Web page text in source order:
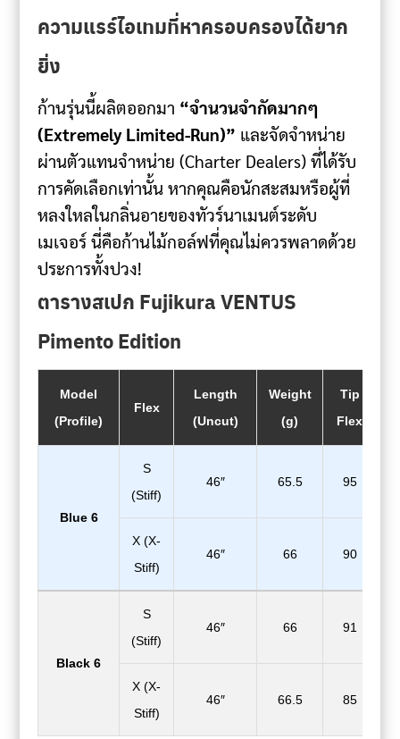
ความแรร์ไอเทมที่หาครอบครองได้ยาก
ยิ่ง
ก้านรุ่นนี้ผลิตออกมา “จำนวนจำกัดมากๆ
(Extremely Limited-Run)” และจัดจำหน่าย
ผ่านตัวแทนจำหน่าย (Charter Dealers) ที่ได้รับ
การคัดเลือกเท่านั้น หากคุณคือนักสะสมหรือผู้ที่
หลงใหลในกลิ่นอายของทัวร์นาเมนต์ระดับ
เมเจอร์ นี่คือก้านไม้กอล์ฟที่คุณไม่ควรพลาดด้วย
ประการทั้งปวง!
ตารางสเปก Fujikura VENTUS
Pimento Edition
Model
(Profile)
Flex
Length
(Uncut)
Weight
(g)
Tip
Flex
Blue 6
S
(Stiff)
46″ 65.5 95
X (X-
Stiff)
46″ 66 90
Black 6
S
(Stiff)
46″ 66 91
X (X-
Stiff)
46″ 66.5 85